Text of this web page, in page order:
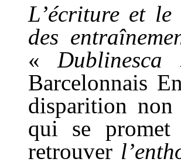
L’écriture et le
des
« Dublinesca
Barcelonnais
disparition non
qui se promet
retrouver